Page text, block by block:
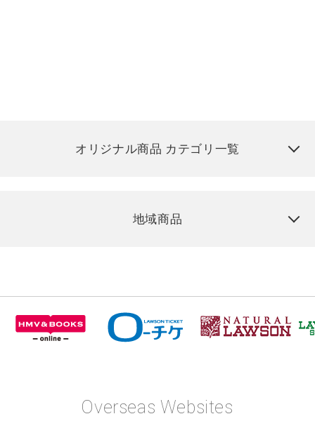
オリジナル商品 カテゴリ一覧
地域商品
Overseas Websites